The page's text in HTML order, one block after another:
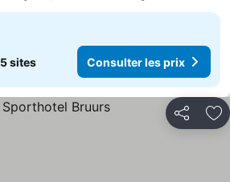
5 sites Consulter les prix
Partager